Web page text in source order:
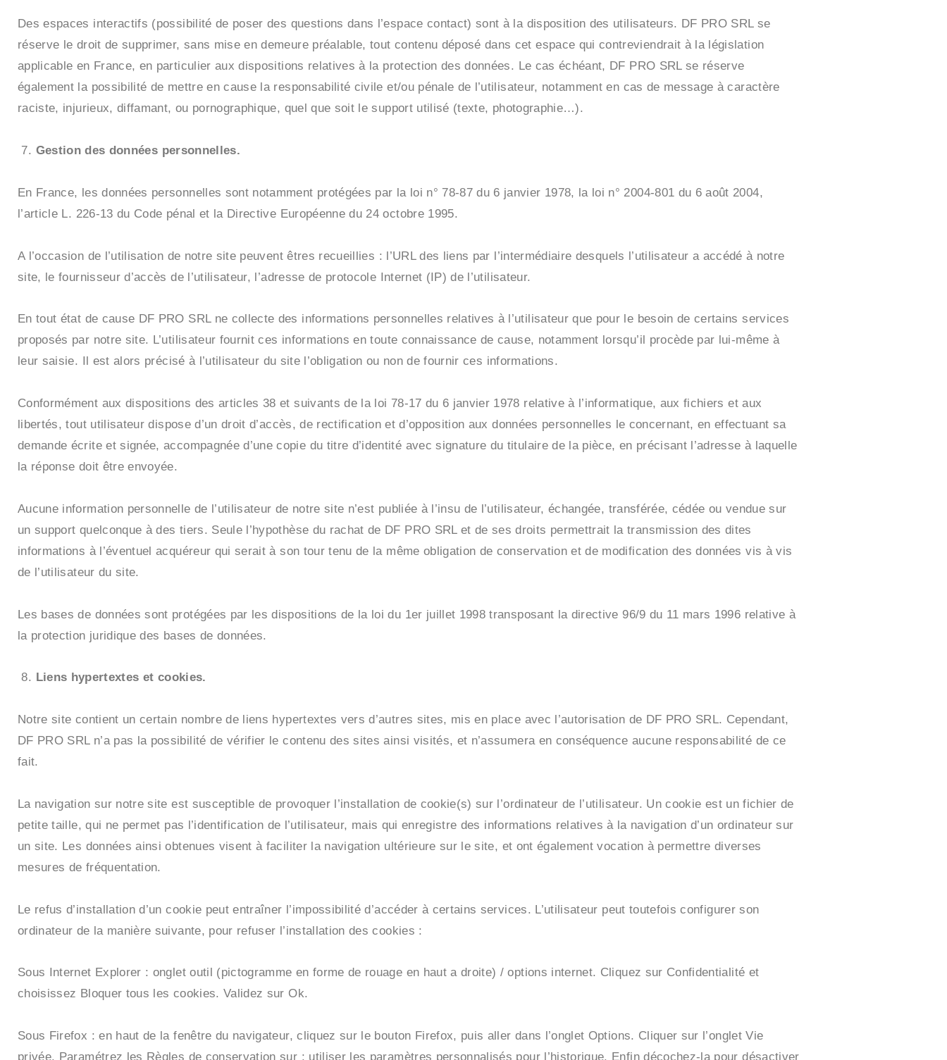
Des espaces interactifs (possibilité de poser des questions dans l’espace contact) sont à la disposition des utilisateurs. DF PRO SRL se
réserve le droit de supprimer, sans mise en demeure préalable, tout contenu déposé dans cet espace qui contreviendrait à la législation
applicable en France, en particulier aux dispositions relatives à la protection des données. Le cas échéant, DF PRO SRL se réserve
également la possibilité de mettre en cause la responsabilité civile et/ou pénale de l’utilisateur, notamment en cas de message à caractère
raciste, injurieux, diffamant, ou pornographique, quel que soit le support utilisé (texte, photographie…).
Gestion des données personnelles.
En France, les données personnelles sont notamment protégées par la loi n° 78-87 du 6 janvier 1978, la loi n° 2004-801 du 6 août 2004,
l’article L. 226-13 du Code pénal et la Directive Européenne du 24 octobre 1995.
A l’occasion de l’utilisation de notre site peuvent êtres recueillies : l’URL des liens par l’intermédiaire desquels l’utilisateur a accédé à notre
site, le fournisseur d’accès de l’utilisateur, l’adresse de protocole Internet (IP) de l’utilisateur.
En tout état de cause DF PRO SRL ne collecte des informations personnelles relatives à l’utilisateur que pour le besoin de certains services
proposés par notre site. L’utilisateur fournit ces informations en toute connaissance de cause, notamment lorsqu’il procède par lui-même à
leur saisie. Il est alors précisé à l’utilisateur du site l’obligation ou non de fournir ces informations.
Conformément aux dispositions des articles 38 et suivants de la loi 78-17 du 6 janvier 1978 relative à l’informatique, aux fichiers et aux
libertés, tout utilisateur dispose d’un droit d’accès, de rectification et d’opposition aux données personnelles le concernant, en effectuant sa
demande écrite et signée, accompagnée d’une copie du titre d’identité avec signature du titulaire de la pièce, en précisant l’adresse à laquelle
la réponse doit être envoyée.
Aucune information personnelle de l’utilisateur de notre site n’est publiée à l’insu de l’utilisateur, échangée, transférée, cédée ou vendue sur
un support quelconque à des tiers. Seule l’hypothèse du rachat de DF PRO SRL et de ses droits permettrait la transmission des dites
informations à l’éventuel acquéreur qui serait à son tour tenu de la même obligation de conservation et de modification des données vis à vis
de l’utilisateur du site.
Les bases de données sont protégées par les dispositions de la loi du 1er juillet 1998 transposant la directive 96/9 du 11 mars 1996 relative à
la protection juridique des bases de données.
Liens hypertextes et cookies.
Notre site contient un certain nombre de liens hypertextes vers d’autres sites, mis en place avec l’autorisation de DF PRO SRL. Cependant,
DF PRO SRL n’a pas la possibilité de vérifier le contenu des sites ainsi visités, et n’assumera en conséquence aucune responsabilité de ce
fait.
La navigation sur notre site est susceptible de provoquer l’installation de cookie(s) sur l’ordinateur de l’utilisateur. Un cookie est un fichier de
petite taille, qui ne permet pas l’identification de l’utilisateur, mais qui enregistre des informations relatives à la navigation d’un ordinateur sur
un site. Les données ainsi obtenues visent à faciliter la navigation ultérieure sur le site, et ont également vocation à permettre diverses
mesures de fréquentation.
Le refus d’installation d’un cookie peut entraîner l’impossibilité d’accéder à certains services. L’utilisateur peut toutefois configurer son
ordinateur de la manière suivante, pour refuser l’installation des cookies :
Sous Internet Explorer : onglet outil (pictogramme en forme de rouage en haut a droite) / options internet. Cliquez sur Confidentialité et
choisissez Bloquer tous les cookies. Validez sur Ok.
Sous Firefox : en haut de la fenêtre du navigateur, cliquez sur le bouton Firefox, puis aller dans l’onglet Options. Cliquer sur l’onglet Vie
privée. Paramétrez les Règles de conservation sur : utiliser les paramètres personnalisés pour l’historique. Enfin décochez-la pour désactiver